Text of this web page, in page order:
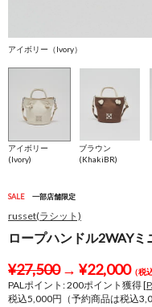
アイボリー（Ivory）
アイボリー
(Ivory)
ブラウン
(KhakiBR)
SALE 一部店舗限定
russet(ラシット)
ロープハンドル2WAY
¥27,500→ ¥22,000（税
PALポイント:200ポイント獲得 [
税込5,000円（予約商品は税込